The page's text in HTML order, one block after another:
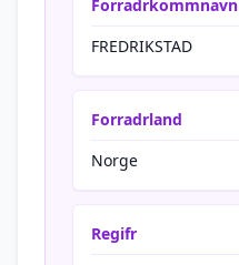
Forradrkommnavn
FREDRIKSTAD
Forradrland
Norge
Regifr